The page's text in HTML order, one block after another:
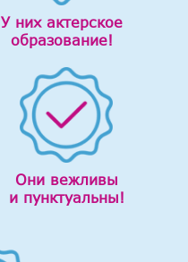
У них актерское
образование!
Они вежливы
и пунктуальны!